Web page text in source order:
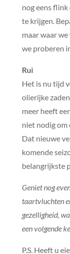
nog eens
te krijgen.
maar waar
we proberen
Rui
Het is nu tijd
olierijke
meer heeft
niet nodig om
Dat nieuwe
komende
belangrijkste
Geniet nog
taartvluchten
gezelligheid,
een volgende
P.S. Heeft u